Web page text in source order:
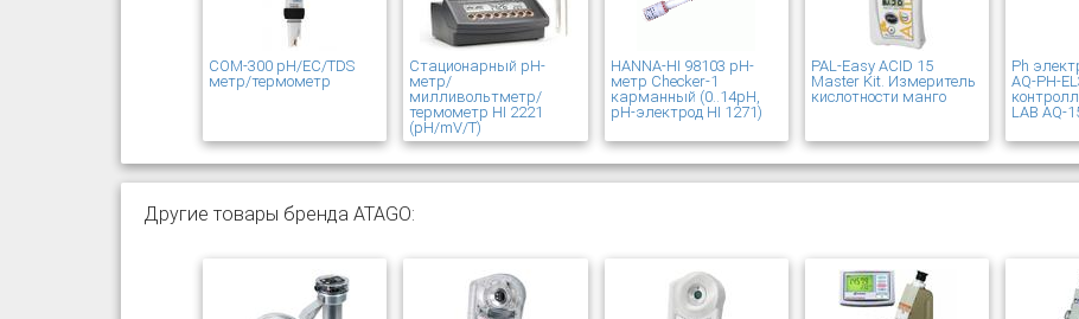
COM-300 pH/EC/TDS
метр/термометр
Cтационарный рН-
метр/
милливольтметр/
термометр HI 2221
(pH/mV/T)
HANNA-HI 98103 pH-
метр Checker-1
карманный (0..14pH,
pH-электрод HI 1271)
PAL-Easy ACID 15
Master Kit. Измеритель
кислотности манго
Ph
AQ-PH-
LAB AQ-
Другие товары бренда ATAGO: